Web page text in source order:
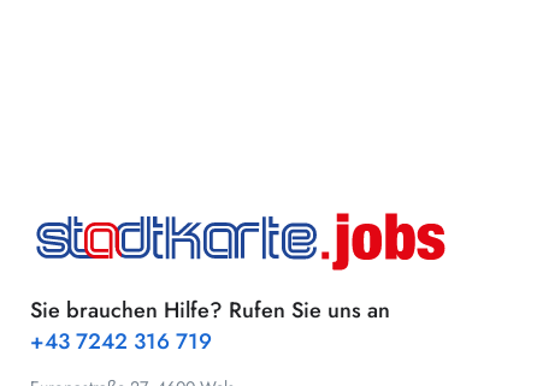
Sie brauchen Hilfe? Rufen Sie uns an
+43 7242 316 719